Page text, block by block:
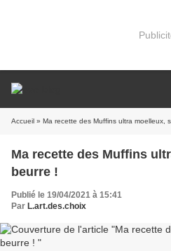
Accueil » Ma recette des Muffins ultra moelleux,
Ma recette des Muffins
beurre !
Publié le 19/04/2021 à 15:41
Par L.art.des.choix